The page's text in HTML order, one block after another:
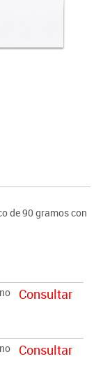
de 90 gramos con
Consultar
Consultar